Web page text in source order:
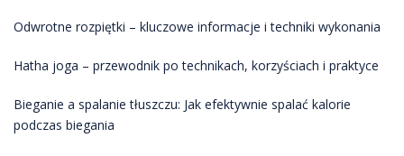
Odwrotne rozpiętki – kluczowe informacje i techniki wykonania
Hatha joga – przewodnik po technikach, korzyściach i praktyce
Bieganie a spalanie tłuszczu: Jak efektywnie spalać kalorie
podczas biegania